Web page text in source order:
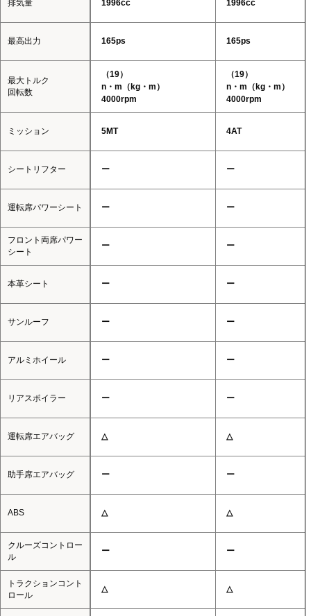
排気量
最高出力
最大トルク
回転数
ミッション
シートリフター
運転席パワーシート
フロント両席パワー
シート
本革シート
サンルーフ
アルミホイール
リアスポイラー
運転席エアバッグ
助手席エアバッグ
ABS
クルーズコントロー
ル
トラクションコント
ロール
1996cc 1996cc
165ps 165ps
（19）
n・m（kg・m）
4000rpm
（19）
n・m（kg・m）
4000rpm
5MT 4AT
ー ー
ー ー
ー ー
ー ー
ー ー
ー ー
ー ー
△ △
ー ー
△ △
ー ー
△ △